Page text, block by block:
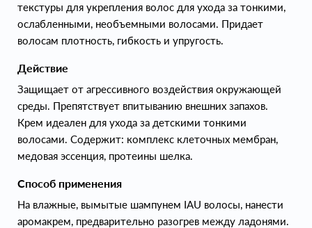
текстуры для укрепления волос для ухода за тонкими,
ослабленными, необъемными волосами. Придает
волосам плотность, гибкость и упругость.
Действие
Защищает от агрессивного воздействия окружающей
среды. Препятствует впитыванию внешних запахов.
Крем идеален для ухода за детскими тонкими
волосами. Содержит: комплекс клеточных мембран,
медовая эссенция, протеины шелка.
Способ применения
На влажные, вымытые шампунем IAU волосы, нанести
аромакрем, предварительно разогрев между ладонями.